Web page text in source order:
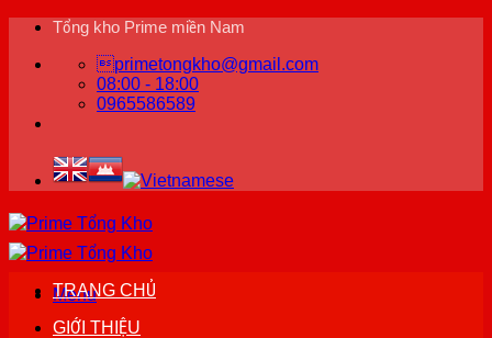
Tổng kho Prime miền Nam
primetongkho@gmail.com
08:00 - 18:00
0965586589
Menu
TRANG CHỦ
GIỚI THIỆU